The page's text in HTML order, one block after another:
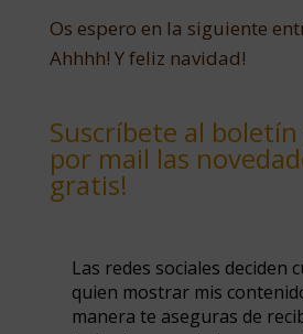
Os espero en la siguiente
Ahhhh! Y feliz navidad!
Suscríbete al
por mail las
gratis!
Las redes sociales deciden
quien mostrar mis
manera te aseguras de